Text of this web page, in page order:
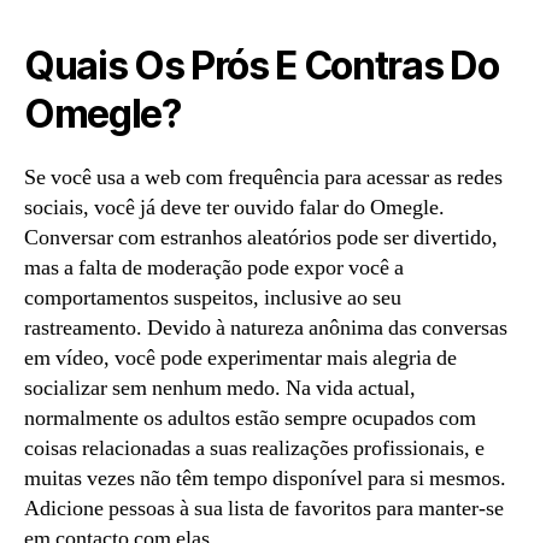
Quais Os Prós E Contras Do
Omegle?
Se você usa a web com frequência para acessar as redes
sociais, você já deve ter ouvido falar do Omegle.
Conversar com estranhos aleatórios pode ser divertido,
mas a falta de moderação pode expor você a
comportamentos suspeitos, inclusive ao seu
rastreamento. Devido à natureza anônima das conversas
em vídeo, você pode experimentar mais alegria de
socializar sem nenhum medo. Na vida actual,
normalmente os adultos estão sempre ocupados com
coisas relacionadas a suas realizações profissionais, e
muitas vezes não têm tempo disponível para si mesmos.
Adicione pessoas à sua lista de favoritos para manter-se